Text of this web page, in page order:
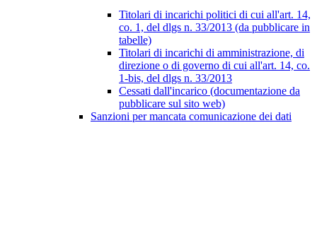
Titolari di incarichi politici di cui all'art. 14,
co. 1, del dlgs n. 33/2013 (da pubblicare in
tabelle)
Titolari di incarichi di amministrazione, di
direzione o di governo di cui all'art. 14, co.
1-bis, del dlgs n. 33/2013
Cessati dall'incarico (documentazione da
pubblicare sul sito web)
Sanzioni per mancata comunicazione dei dati